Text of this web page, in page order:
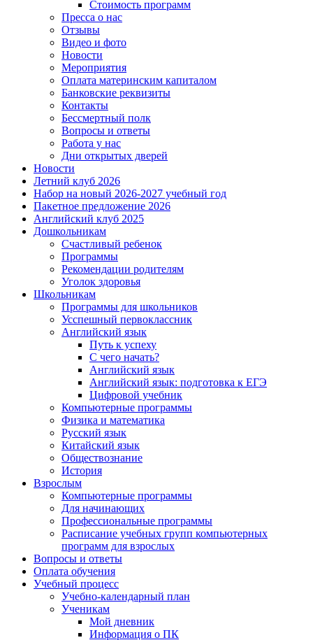
Стоимость программ
Пресса о нас
Отзывы
Видео и фото
Новости
Мероприятия
Оплата материнским капиталом
Банковские реквизиты
Контакты
Бессмертный полк
Вопросы и ответы
Работа у нас
Дни открытых дверей
Новости
Летний клуб 2026
Набор на новый 2026-2027 учебный год
Пакетное предложение 2026
Английский клуб 2025
Дошкольникам
Счастливый ребенок
Программы
Рекомендации родителям
Уголок здоровья
Школьникам
Программы для школьников
Усспешный первоклассник
Английский язык
Путь к успеху
С чего начать?
Английский язык
Английский язык: подготовка к ЕГЭ
Цифровой учебник
Компьютерные программы
Физика и математика
Русский язык
Китайский язык
Обществознание
История
Взрослым
Компьютерные программы
Для начинающих
Профессиональные программы
Расписание учебных групп компьютерных
программ для взрослых
Вопросы и ответы
Оплата обучения
Учебный процесс
Учебно-календарный план
Ученикам
Мой дневник
Информация о ПК